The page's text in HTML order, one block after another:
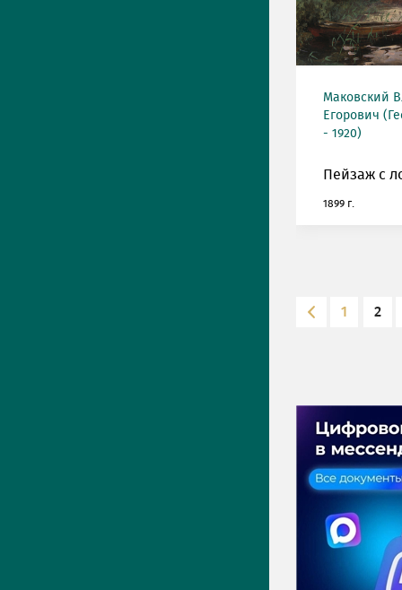
Маковский
Егорович
- 1920)
Пейзаж с
1899 г.
1 2